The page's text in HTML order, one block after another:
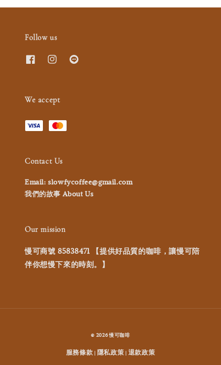
Follow us
We accept
Contact Us
Email: slowfycoffee@gmail.com
我們的故事 About Us
Our mission
慢可商號 85838471 【提供好品質的咖啡，讓慢可陪
伴你想慢下來的時刻。】
© 2026 慢可咖啡
服務條款 | 隱私政策 | 退款政策